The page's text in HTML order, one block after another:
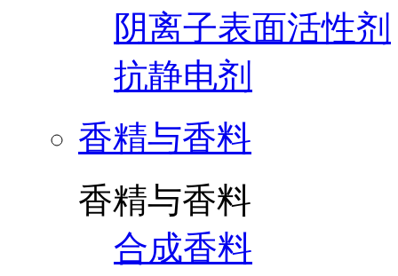
阴离子表面活性剂
抗静电剂
香精与香料
香精与香料
合成香料